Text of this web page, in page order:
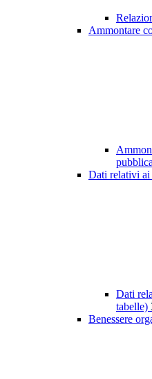
Ammontare
Dati relativi ai
Dati
tabelle)
Benessere